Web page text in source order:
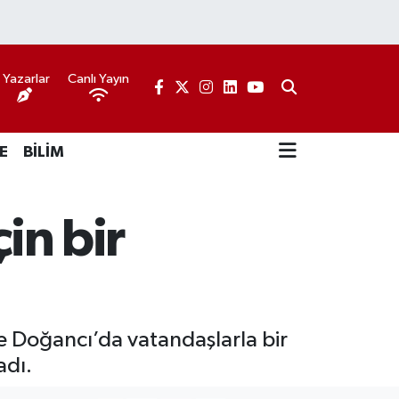
Yazarlar Canlı Yayın
BİLİM
bir
Doğancı’da vatandaşlarla bir